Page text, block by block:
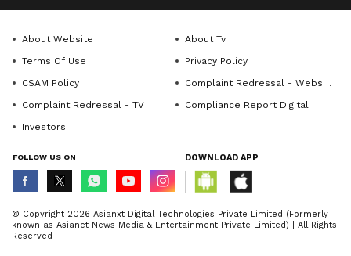
About Website
About Tv
Terms Of Use
Privacy Policy
CSAM Policy
Complaint Redressal - Website
Complaint Redressal - TV
Compliance Report Digital
Investors
FOLLOW US ON DOWNLOAD APP
© Copyright 2026 Asianxt Digital Technologies Private Limited (Formerly
known as Asianet News Media & Entertainment Private Limited) | All Rights
Reserved